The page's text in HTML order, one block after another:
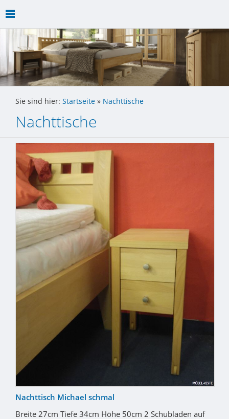
Sie sind hier: Startseite » Nachttische
Nachttische
Nachttisch Michael schmal
Breite 27cm Tiefe 34cm Höhe 50cm 2 Schubladen auf